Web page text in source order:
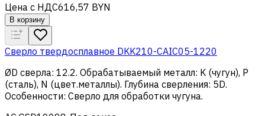
Цена с НДС616,57 BYN
В корзину
Сверло твердосплавное DKK210-CAIC05-1220
ØD сверла: 12.2. Обрабатываемый металл: K (чугун), Р
(сталь), N (цвет.металлы). Глубина сверления: 5D.
Особенности: Сверло для обработки чугуна.